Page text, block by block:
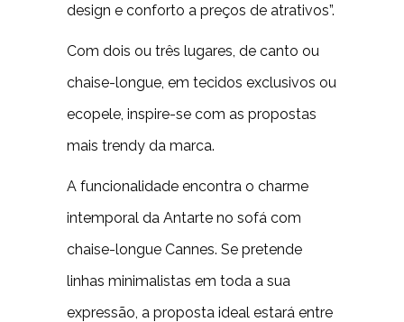
design e conforto a preços de atrativos”.
Com dois ou três lugares, de canto ou
chaise-longue, em tecidos exclusivos ou
ecopele, inspire-se com as propostas
mais trendy da marca.
A funcionalidade encontra o charme
intemporal da Antarte no sofá com
chaise-longue Cannes. Se pretende
linhas minimalistas em toda a sua
expressão, a proposta ideal estará entre